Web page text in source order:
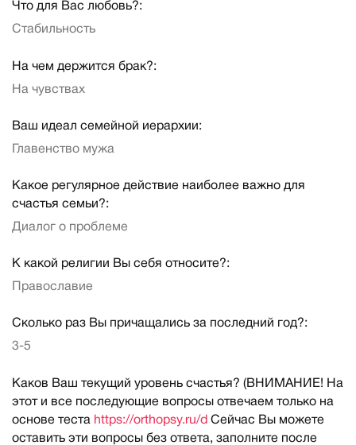
Что для Вас любовь?:
Стабильность
На чем держится брак?:
На чувствах
Ваш идеал семейной иерархии:
Главенство мужа
Какое регулярное действие наиболее важно для
счастья семьи?:
Диалог о проблеме
К какой религии Вы себя относите?:
Православие
Сколько раз Вы причащались за последний год?:
3-5
Каков Ваш текущий уровень счастья? (ВНИМАНИЕ! На
этот и все последующие вопросы отвечаем только на
основе теста https://orthopsy.ru/d Сейчас Вы можете
оставить эти вопросы без ответа, заполните после